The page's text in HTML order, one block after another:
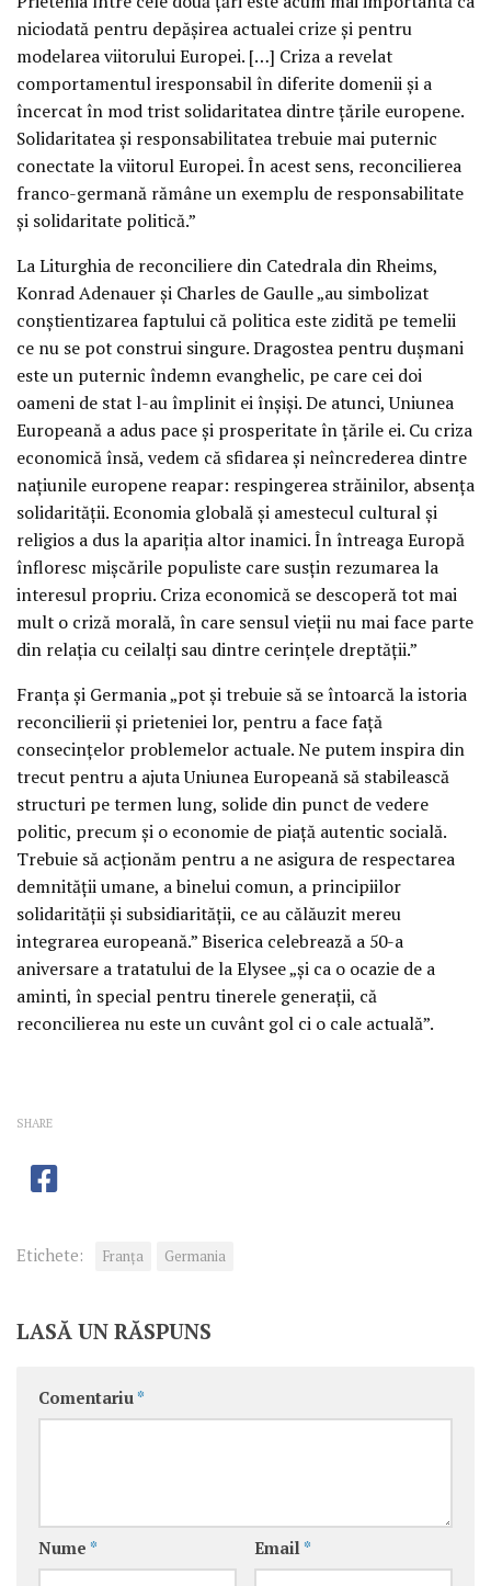
niciodată pentru depăşirea actualei crize şi pentru
modelarea viitorului Europei. […] Criza a revelat
comportamentul iresponsabil în diferite domenii şi a
încercat în mod trist solidaritatea dintre ţările europene.
Solidaritatea şi responsabilitatea trebuie mai puternic
conectate la viitorul Europei. În acest sens, reconcilierea
franco-germană rămâne un exemplu de responsabilitate
şi solidaritate politică.”
La Liturghia de reconciliere din Catedrala din Rheims,
Konrad Adenauer şi Charles de Gaulle „au simbolizat
conştientizarea faptului că politica este zidită pe temelii
ce nu se pot construi singure. Dragostea pentru duşmani
este un puternic îndemn evanghelic, pe care cei doi
oameni de stat l-au împlinit ei înşişi. De atunci, Uniunea
Europeană a adus pace şi prosperitate în ţările ei. Cu criza
economică însă, vedem că sfidarea şi neîncrederea dintre
naţiunile europene reapar: respingerea străinilor, absenţa
solidarităţii. Economia globală şi amestecul cultural şi
religios a dus la apariţia altor inamici. În întreaga Europă
înfloresc mişcările populiste care susţin rezumarea la
interesul propriu. Criza economică se descoperă tot mai
mult o criză morală, în care sensul vieţii nu mai face parte
din relaţia cu ceilalţi sau dintre cerinţele dreptăţii.”
Franţa şi Germania „pot şi trebuie să se întoarcă la istoria
reconcilierii şi prieteniei lor, pentru a face faţă
consecinţelor problemelor actuale. Ne putem inspira din
trecut pentru a ajuta Uniunea Europeană să stabilească
structuri pe termen lung, solide din punct de vedere
politic, precum şi o economie de piaţă autentic socială.
Trebuie să acţionăm pentru a ne asigura de respectarea
demnităţii umane, a binelui comun, a principiilor
solidarităţii şi subsidiarităţii, ce au călăuzit mereu
integrarea europeană.” Biserica celebrează a 50-a
aniversare a tratatului de la Elysee „şi ca o ocazie de a
aminti, în special pentru tinerele generaţii, că
reconcilierea nu este un cuvânt gol ci o cale actuală”.
SHARE
Etichete: Franţa Germania
LASĂ UN RĂSPUNS
Comentariu *
Nume * Email *